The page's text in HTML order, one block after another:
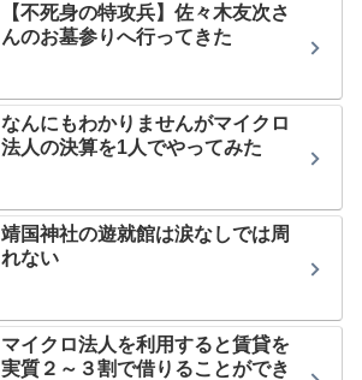
【不死身の特攻兵】佐々木友次さ
んのお墓参りへ行ってきた
なんにもわかりませんがマイクロ
法人の決算を1人でやってみた
靖国神社の遊就館は涙なしでは周
れない
マイクロ法人を利用すると賃貸を
実質２～３割で借りることができ